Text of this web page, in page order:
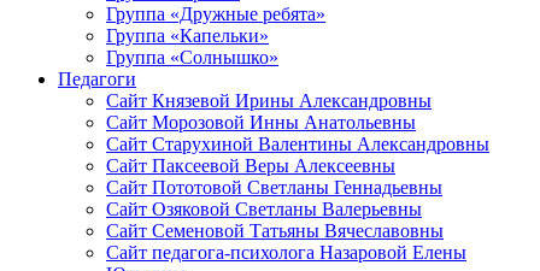
Группа «Дружные ребята»
Группа «Капельки»
Группа «Солнышко»
Педагоги
Сайт Князевой Ирины Александровны
Сайт Морозовой Инны Анатольевны
Сайт Старухиной Валентины Александровны
Сайт Паксеевой Веры Алексеевны
Сайт Пототовой Светланы Геннадьевны
Сайт Озяковой Светланы Валерьевны
Сайт Семеновой Татьяны Вячеславовны
Сайт педагога-психолога Назаровой Елены